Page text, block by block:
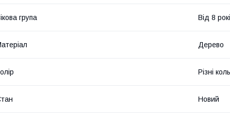
група Від 8
Дерево
Різні
Новий